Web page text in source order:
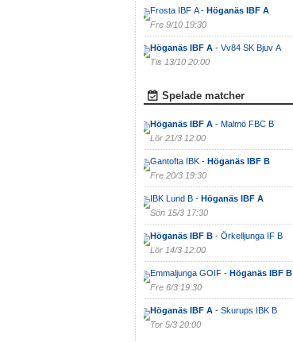
Frosta IBF A - Höganäs IBF A
Fre 9/10 19:30
Höganäs IBF A- Vv84 SK Bjuv A
Tis 13/10 20:00
Spelade matcher
Höganäs IBF A- Malmö FBC B
Lör 21/3 12:00
Gantofta IBK - Höganäs IBF B
Fre 20/3 19:30
IBK Lund B - Höganäs IBF A
Sön 15/3 17:30
Höganäs IBF B- Örkelljunga IF B
Lör 14/3 12:00
Emmaljunga GOIF - Höganäs IBF B
Fre 6/3 19:30
Höganäs IBF A- Skurups IBK B
Tor 5/3 20:00